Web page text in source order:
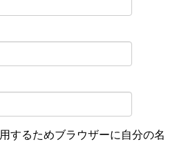
するためブラウザーに自分の名